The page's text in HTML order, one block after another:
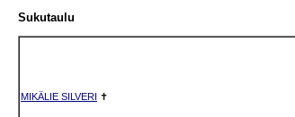
Sukutaulu
MIKÄLIE SILVERI ✝